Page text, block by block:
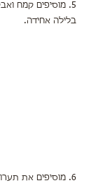
5. מוסיפים קמח
בלילה אחידה.
6. מוסיפים את